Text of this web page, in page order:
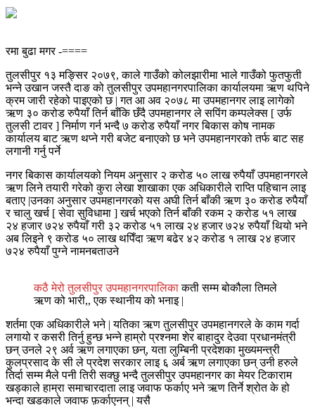
रमा बुढा मगर -====
तुलसीपुर १३ मङ्सिर २०७९, काले गाउँको कोलझारीमा भाले गाउँको फुतफुती
भन्ने उखान जस्तै दाङ को तुलसीपुर उपमहानगरपालिका कार्यालयमा ऋण थपिने
क्रम जारी रहेको पाइएको छ | गत आ अव २०७८ मा उपमहानगर लाइ लागेको
ऋण ३० करोड रुपैयाँ तिर्न बाँकि छँदै उपमहानगर ले सपिंग कम्पलेक्स [ उर्फ
तुलसी टावर ] निर्माण गर्न भन्दै ७ करोड रुपैयाँ नगर बिकास कोष नामक
कार्यालय बाट ऋण थप्ने गरी बजेट बनाएको छ भने उपमहानगरको तर्फ बाट सह
लगानी गर्नु पर्ने
नगर बिकास कार्यालयको नियम अनुसार २ करोड ५० लाख रुपैयाँ उपमहानगरले
ऋण लिने तयारी गरेको कुरा लेखा शाखाका एक अधिकारीले राप्ति पहिचान लाइ
बताए |उनका अनुसार उपमहानगरको यस अघी तिर्न बाँकी ऋण ३० करोड रुपैयाँ
र चालु खर्च [ सेवा सुविधामा ] खर्च भएको तिर्न बाँकी रकम २ करोड ५१ लाख
२४ हजार ७२४ रुपैयाँ गरी ३२ करोड ५१ लाख २४ हजार ७२४ रुपैयाँ थियो भने
अब लिइने ९ करोड ५० लाख थपिँदा ऋण बढेर ४२ करोड १ लाख २४ हजार
७२४ रुपैयाँ पुग्ने नामनबताउने
कठै मेरो तुलसीपुर उपमहानगरपालिकाकती सम्म बोकौला तिमले
ऋण को भारी,, एक स्थानीय को भनाइ |
शर्तमा एक अधिकारीले भने | यतिका ऋण तुलसीपुर उपमहानगरले के काम गर्दा
लगायो र कसरी तिर्नु हुन्छ भन्ने हाम्रो प्रश्नमा शेर बाहादुर देउवा प्रधानमंत्री
छन् उनले २९ अर्व ऋण लगाएका छन्, यता लुम्बिनी प्रदेशका मुख्यमन्त्री
कुलप्रसाद के सी ले प्रदेश सरकार लाइ ६ अर्ब ऋण लगाएका छन् उनी हरुले
तिर्दा सम्म मैले पनी तिरी सक्छु भन्दै तुलसीपुर उपमहानगर का मेयर टिकाराम
खड्काले हाम्रा समाचारदाता लाइ जवाफ फर्काए भने ऋण तिर्ने श्रोत के हो
भन्दा खडकाले जवाफ फ़र्काएनन् | यसै